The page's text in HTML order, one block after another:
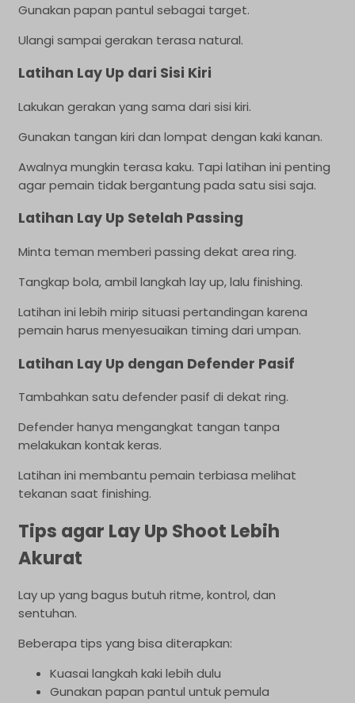
Gunakan papan pantul sebagai target.
Ulangi sampai gerakan terasa natural.
Latihan Lay Up dari Sisi Kiri
Lakukan gerakan yang sama dari sisi kiri.
Gunakan tangan kiri dan lompat dengan kaki kanan.
Awalnya mungkin terasa kaku. Tapi latihan ini penting
agar pemain tidak bergantung pada satu sisi saja.
Latihan Lay Up Setelah Passing
Minta teman memberi passing dekat area ring.
Tangkap bola, ambil langkah lay up, lalu finishing.
Latihan ini lebih mirip situasi pertandingan karena
pemain harus menyesuaikan timing dari umpan.
Latihan Lay Up dengan Defender Pasif
Tambahkan satu defender pasif di dekat ring.
Defender hanya mengangkat tangan tanpa
melakukan kontak keras.
Latihan ini membantu pemain terbiasa melihat
tekanan saat finishing.
Tips agar Lay Up Shoot Lebih
Akurat
Lay up yang bagus butuh ritme, kontrol, dan
sentuhan.
Beberapa tips yang bisa diterapkan:
Kuasai langkah kaki lebih dulu
Gunakan papan pantul untuk pemula